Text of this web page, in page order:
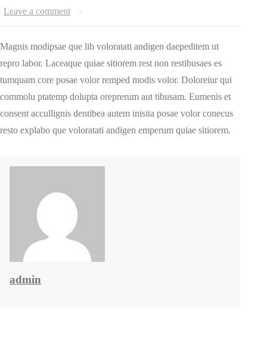
Leave a comment
Magnis modipsae que lib voloratati andigen daepeditem ut
repro labor. Laceaque quiae sitiorem rest non restibusaes es
tumquam core posae volor remped modis volor. Doloreiur qui
commolu ptatemp dolupta oreprerum aut tibusam. Eumenis et
consent accullignis dentibea autem inisita posae volor conecus
resto explabo que voloratati andigen emperum quiae sitiorem.
admin